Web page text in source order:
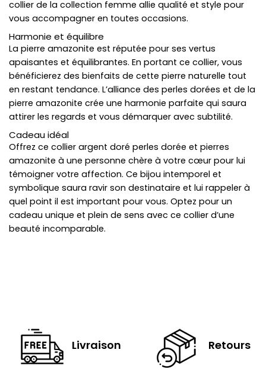
collier de la collection femme allie qualité et style pour
vous accompagner en toutes occasions.
Harmonie et équilibre
La pierre amazonite est réputée pour ses vertus
apaisantes et équilibrantes. En portant ce collier, vous
bénéficierez des bienfaits de cette pierre naturelle tout
en restant tendance. L’alliance des perles dorées et de la
pierre amazonite crée une harmonie parfaite qui saura
attirer les regards et vous démarquer avec subtilité.
Cadeau idéal
Offrez ce collier argent doré perles dorée et pierres
amazonite à une personne chère à votre cœur pour lui
témoigner votre affection. Ce bijou intemporel et
symbolique saura ravir son destinataire et lui rappeler à
quel point il est important pour vous. Optez pour un
cadeau unique et plein de sens avec ce collier d’une
beauté incomparable.
Livraison Retours